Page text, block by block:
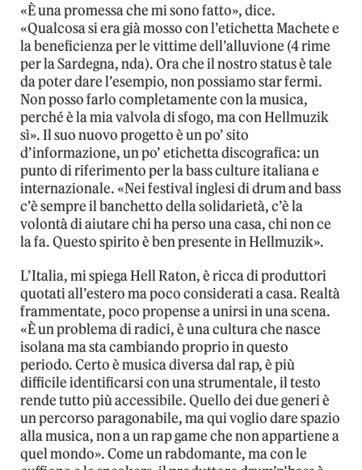
«È una promessa che mi sono fatto», dice.
«Qualcosa si era già mosso con l’etichetta Machete e
la beneficienza per le vittime dell’alluvione (4 rime
per la Sardegna, nda). Ora che il nostro status è tale
da poter dare l’esempio, non possiamo star fermi.
Non posso farlo completamente con la musica,
perché è la mia valvola di sfogo, ma con Hellmuzik
sì». Il suo nuovo progetto è un po’ sito
d’informazione, un po’ etichetta discografica: un
punto di riferimento per la bass culture italiana e
internazionale. «Nei festival inglesi di drum and bass
c’è sempre il banchetto della solidarietà, c’è la
volontà di aiutare chi ha perso una casa, chi non ce
la fa. Questo spirito è ben presente in Hellmuzik».
L’Italia, mi spiega Hell Raton, è ricca di produttori
quotati all’estero ma poco considerati a casa. Realtà
frammentate, poco propense a unirsi in una scena.
«È un problema di radici, è una cultura che nasce
isolana ma sta cambiando proprio in questo
periodo. Certo è musica diversa dal rap, è più
difficile identificarsi con una strumentale, il testo
rende tutto più accessibile. Quello dei due generi è
un percorso paragonabile, ma qui voglio dare spazio
alla musica, non a un rap game che non appartiene a
quel mondo». Come un rabdomante, ma con le